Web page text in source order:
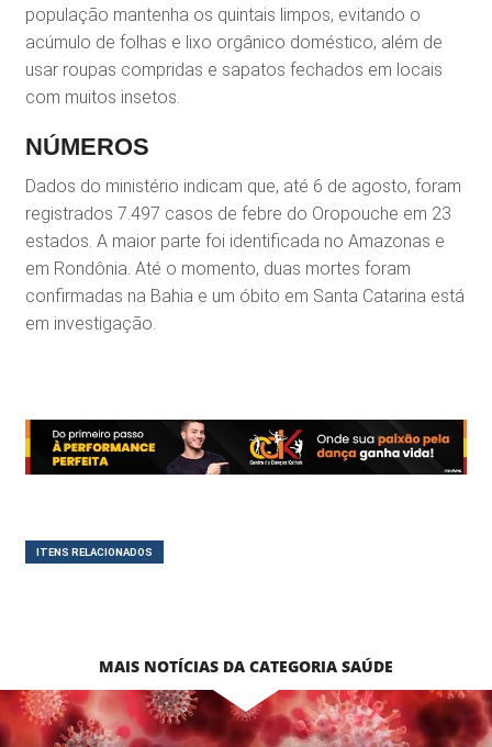
população mantenha os quintais limpos, evitando o
acúmulo de folhas e lixo orgânico doméstico, além de
usar roupas compridas e sapatos fechados em locais
com muitos insetos.
NÚMEROS
Dados do ministério indicam que, até 6 de agosto, foram
registrados 7.497 casos de febre do Oropouche em 23
estados. A maior parte foi identificada no Amazonas e
em Rondônia. Até o momento, duas mortes foram
confirmadas na Bahia e um óbito em Santa Catarina está
em investigação.
ITENS RELACIONADOS
MAIS NOTÍCIAS DA CATEGORIA SAÚDE